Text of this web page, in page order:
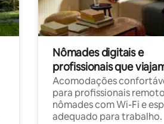
Nômades digitais e
profissionais que
Acomodações
para profissionais
nômades com Wi-Fi e
adequado para trabalho.